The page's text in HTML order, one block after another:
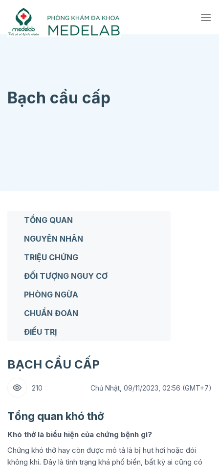
Chuyển
nội
Bạch cầu cấp
TỔNG QUAN
NGUYÊN NHÂN
TRIỆU CHỨNG
ĐỐI TƯỢNG NGUY CƠ
PHÒNG NGỪA
CHUẨN ĐOÁN
ĐIỀU TRỊ
BẠCH CẦU CẤP
210 Chủ Nhật, 09/11/2023, 02:56 (GMT+7)
Tổng quan khó thở
Khó thở là biểu hiện của chứng bệnh gì?
Chứng khó thở hay còn được mô tả là bị hụt hơi hoặc đói
không khí. Đây là tình trạng khá phổ biến, bất kỳ ai cũng có